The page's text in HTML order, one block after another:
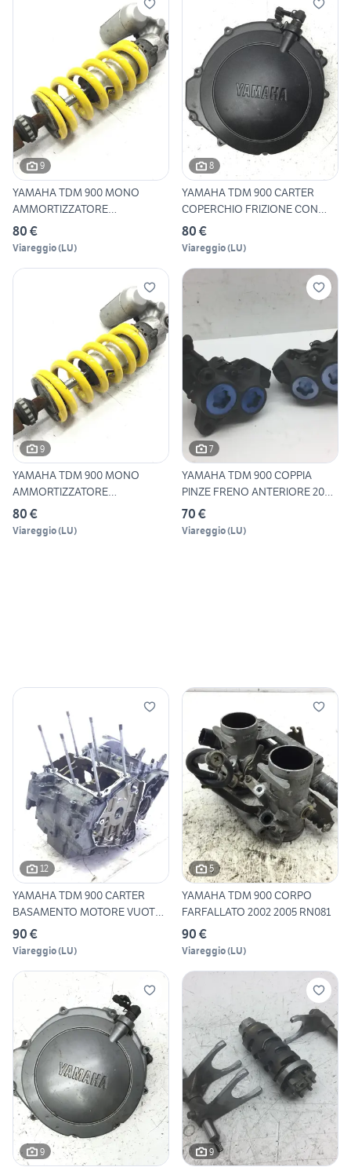
9
YAMAHA TDM 900 MONO
AMMORTIZZATORE
POSTERIORE 2002
80 €
Viareggio(LU)
8
YAMAHA TDM 900 CARTER
COPERCHIO FRIZIONE CON
ASTA
80 €
Viareggio(LU)
9
YAMAHA TDM 900 MONO
AMMORTIZZATORE
POSTERIORE 2002
80 €
Viareggio(LU)
7
YAMAHA TDM 900 COPPIA
PINZE FRENO ANTERIORE 2002
2
70 €
Viareggio(LU)
12
YAMAHA TDM 900 CARTER
BASAMENTO MOTORE VUOTO
MOD:
90 €
Viareggio(LU)
5
YAMAHA TDM 900 CORPO
FARFALLATO 2002 2005 RN081
90 €
Viareggio(LU)
9 9